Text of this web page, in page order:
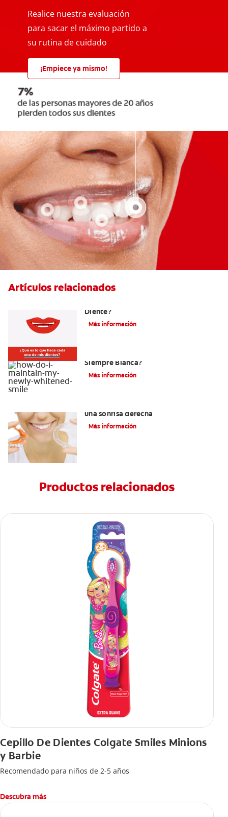
Realice nuestra evaluación
para sacar el máximo partido a
su rutina de cuidado
¡Empiece ya mismo!
Artículos relacionados
Diente?
Más información
Siempre Blanca?
Más información
una sonrisa derecha
Más información
Productos relacionados
Cepillo De Dientes Colgate Smiles Minions
y Barbie
Recomendado para niños de 2-5 años
Descubra más